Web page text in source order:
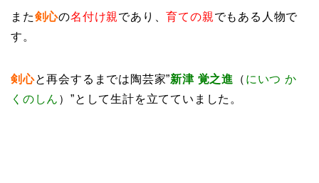
また剣心の名付け親であり、育ての親でもある人物で
す。
剣心と再会するまでは陶芸家”新津 覚之進 （ にいつ か
くのしん ）”として生計を立てていました。